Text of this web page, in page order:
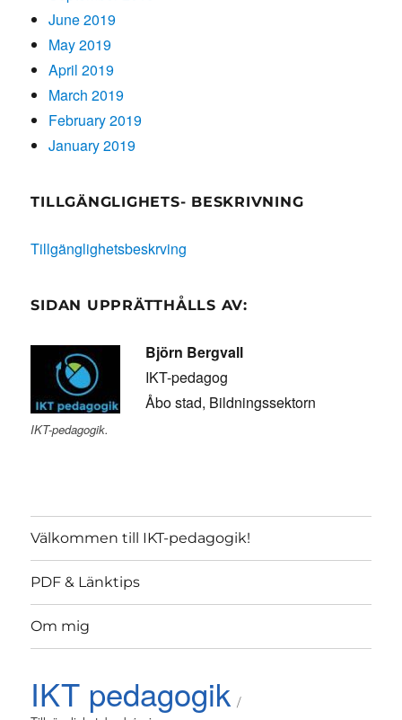
June 2019
May 2019
April 2019
March 2019
February 2019
January 2019
TILLGÄNGLIGHETS- BESKRIVNING
Tillgänglighetsbeskrving
SIDAN UPPRÄTTHÅLLS AV:
IKT-pedagogik.
Björn Bergvall
IKT-pedagog
Åbo stad, Bildningssektorn
Välkommen till IKT-pedagogik!
PDF & Länktips
Om mig
IKT pedagogik